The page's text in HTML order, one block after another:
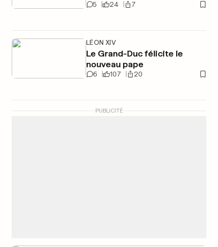
5 24 7
LÉON XIV
Le Grand-Duc félicite le
nouveau pape
6 107 20
PUBLICITÉ